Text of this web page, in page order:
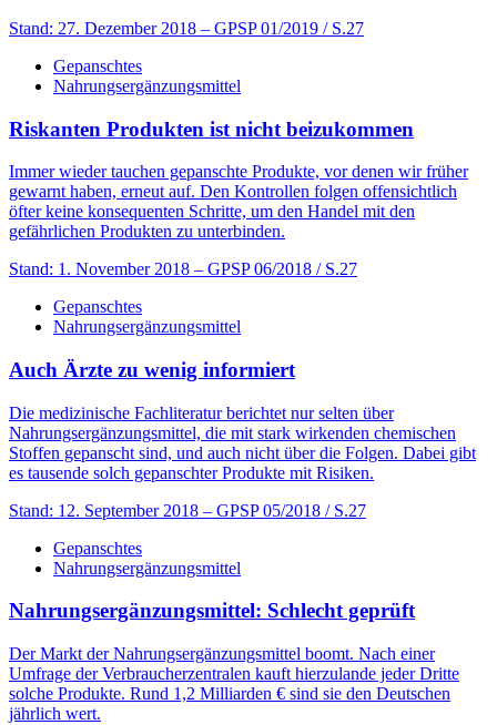
Stand: 27. Dezember 2018 – GPSP 01/2019 / S.27
Gepanschtes
Nahrungsergänzungsmittel
Riskanten Produkten ist nicht beizukommen
Immer wieder tauchen gepanschte Produkte, vor denen wir früher
gewarnt haben, erneut auf. Den Kontrollen folgen offensichtlich
öfter keine konsequenten Schritte, um den Handel mit den
gefährlichen Produkten zu ­unterbinden.
Stand: 1. November 2018 – GPSP 06/2018 / S.27
Gepanschtes
Nahrungsergänzungsmittel
Auch Ärzte zu ­wenig informiert
Die medizinische Fachliteratur berichtet nur selten über
Nahrungsergänzungsmittel, die mit stark wirkenden chemischen
Stoffen gepanscht sind, und auch nicht über die Folgen. Dabei gibt
es tausende solch gepanschter Produkte mit Risiken.
Stand: 12. September 2018 – GPSP 05/2018 / S.27
Gepanschtes
Nahrungsergänzungsmittel
Nahrungsergänzungsmittel: Schlecht geprüft
Der Markt der Nahrungsergänzungsmittel boomt. Nach einer
Umfrage der Verbraucherzentralen kauft hierzulande jeder Dritte
solche Produkte. Rund 1,2 Milliarden € sind sie den Deutschen
jährlich wert.